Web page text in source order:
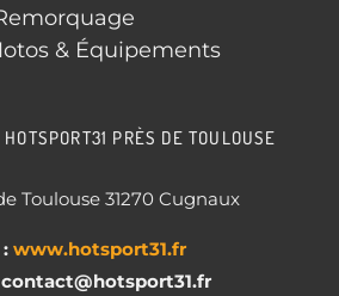
& Équipements
PRÈS DE TOULOUSE
Toulouse 31270 Cugnaux
www.hotsport31.fr
@hotsport31.fr